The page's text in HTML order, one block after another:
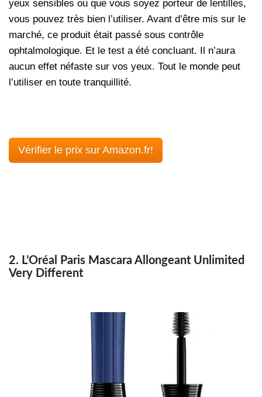
yeux sensibles ou que vous soyez porteur de lentilles,
vous pouvez très bien l’utiliser. Avant d’être mis sur le
marché, ce produit était passé sous contrôle
ophtalmologique. Et le test a été concluant. Il n’aura
aucun effet néfaste sur vos yeux. Tout le monde peut
l’utiliser en toute tranquillité.
Vérifier le prix sur Amazon.fr!
2. L’Oréal Paris Mascara Allongeant Unlimited
Very Different